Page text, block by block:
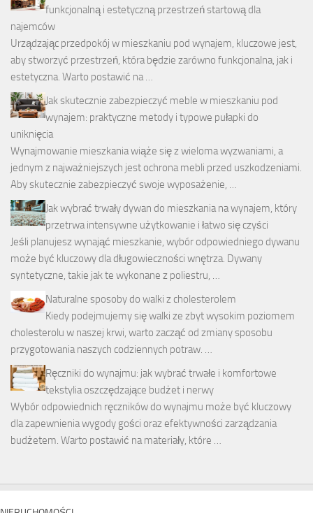
funkcjonalną i estetyczną przestrzeń startową dla
najemców
Urządzając przedpokój w mieszkaniu pod wynajem, kluczowe jest,
aby stworzyć przestrzeń, która będzie zarówno funkcjonalna, jak i
estetyczna. Warto postawić na …
Jak skutecznie zabezpieczyć meble w mieszkaniu pod
wynajem: praktyczne metody i typowe pułapki do
uniknięcia
Wynajmowanie mieszkania wiąże się z wieloma wyzwaniami, a
jednym z najważniejszych jest ochrona mebli przed uszkodzeniami.
Aby skutecznie zabezpieczyć swoje wyposażenie, …
Jak wybrać trwały dywan do mieszkania na wynajem, który
przetrwa intensywne użytkowanie i łatwo się czyści
Jeśli planujesz wynająć mieszkanie, wybór odpowiedniego dywanu
może być kluczowy dla długowieczności wnętrza. Dywany
syntetyczne, takie jak te wykonane z poliestru, …
Naturalne sposoby do walki z cholesterolem
Kiedy podejmujemy się walki ze zbyt wysokim poziomem
cholesterolu w naszej krwi, warto zacząć od zmiany sposobu
przygotowania naszych codziennych potraw. …
Ręczniki do wynajmu: jak wybrać trwałe i komfortowe
tekstylia oszczędzające budżet i nerwy
Wybór odpowiednich ręczników do wynajmu może być kluczowy
dla zapewnienia wygody gości oraz efektywności zarządzania
budżetem. Warto postawić na materiały, które …